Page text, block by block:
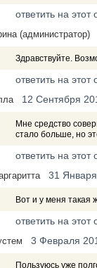
ответить на этот
(администратор)
Здравствуйте.
ответить на этот
12 Сентября
Мне средство
стало больше, но
ответить на этот
31
Вот и у меня такая
ответить на этот
3 Февраля
Пользуюсь уже